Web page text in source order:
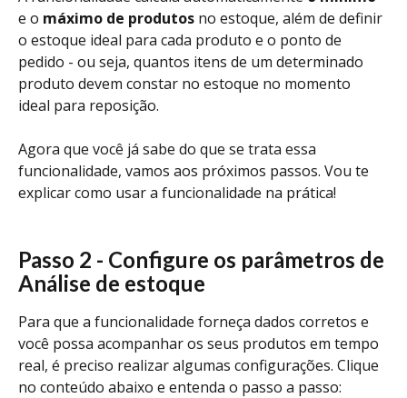
e o máximo de produtos no estoque, além de definir
o estoque ideal para cada produto e o ponto de
pedido - ou seja, quantos itens de um determinado
produto devem constar no estoque no momento
ideal para reposição.
Agora que você já sabe do que se trata essa
funcionalidade, vamos aos próximos passos. Vou te
explicar como usar a funcionalidade na prática!
Passo 2 - Configure os parâmetros de
Análise de estoque
Para que a funcionalidade forneça dados corretos e
você possa acompanhar os seus produtos em tempo
real, é preciso realizar algumas configurações. Clique
no conteúdo abaixo e entenda o passo a passo: